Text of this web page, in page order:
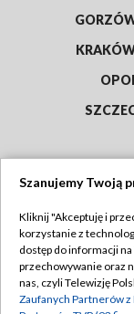
Abonament
Emisja w TVP
Szanujemy Twoją
Kliknij "Akceptuję i
korzystanie z
dostęp do informacji
przechowywanie oraz
nas, czyli Telewizję
Zaufanych Partnerów